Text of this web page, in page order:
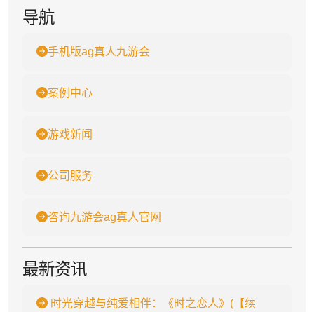
导航
手机版ag真人九游会
案例中心
游戏新闻
公司服务
咨询九游会ag真人官网
最新资讯
时光穿越与纯爱相伴：《时之恋人》(【续